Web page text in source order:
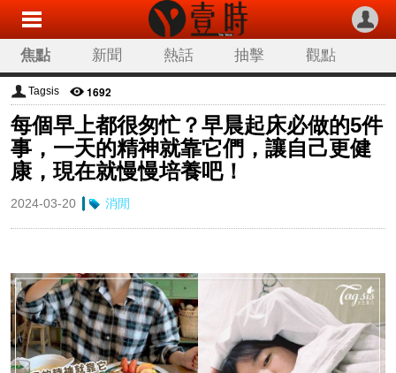
焦點 新聞 熱話 抽擊
觀點
科技
生活
讀者來稿
專欄分類
Tagsis 1692
每個早上都很匆忙？早晨起床必做的5件
事，一天的精神就靠它們，讓自己更健
康，現在就慢慢培養吧！
2024-03-20 消閒